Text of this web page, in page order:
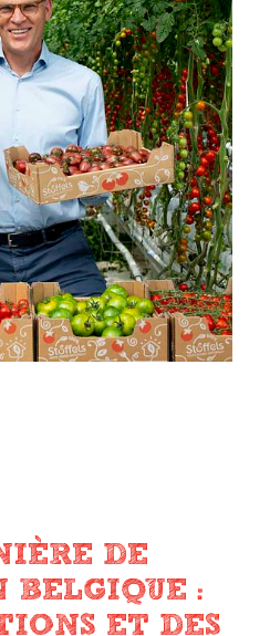
DE
BELGIQUE :
ET DES